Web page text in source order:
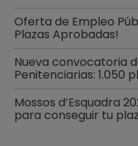
Oferta de Empleo
Plazas Aprobadas!
Nueva convocatoria
Penitenciarias: 1.050
Mossos d’Esquadra
para conseguir tu